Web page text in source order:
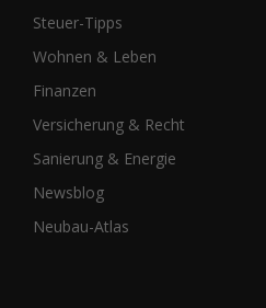
Steuer-Tipps
Wohnen & Leben
Finanzen
Versicherung & Recht
Sanierung & Energie
Newsblog
Neubau-Atlas